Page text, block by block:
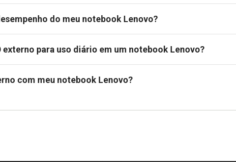
do meu notebook Lenovo?
externo para uso diário em um notebook Lenovo?
com meu notebook Lenovo?